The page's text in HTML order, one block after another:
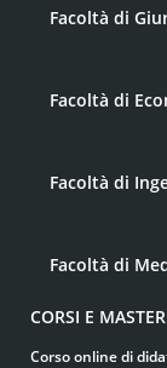
Facoltà di
Facoltà di
Facoltà di
Facoltà di
CORSI E
Corso online di